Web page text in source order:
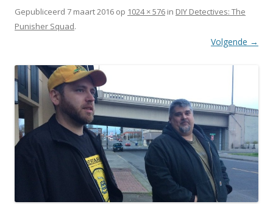
Gepubliceerd 7 maart 2016 op 1024 × 576 in DIY Detectives: The
Punisher Squad.
Volgende →